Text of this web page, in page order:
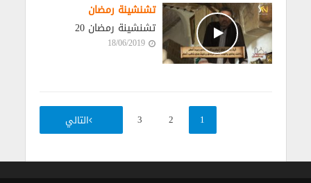
تشنشينة رمضان
تشنشينة رمضان 20
18/06/2019
1
2
3 التالي